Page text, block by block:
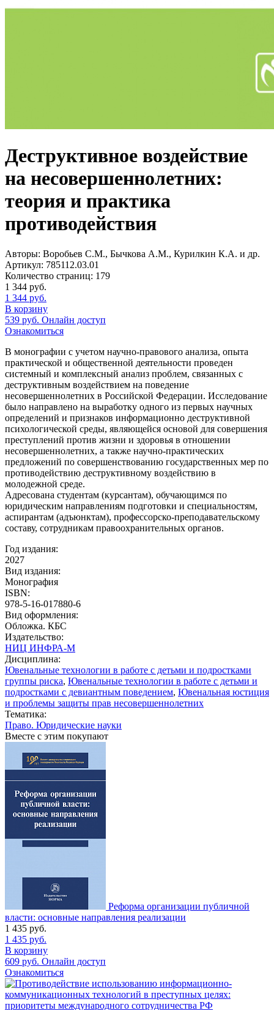
Деструктивное воздействие
на несовершеннолетних:
теория и практика
противодействия
Авторы: Воробьев С.М., Бычкова А.М., Курилкин К.А. и др.
Артикул: 785112.03.01
Количество страниц: 179
1 344 руб.
1 344 руб.
В корзину
539 руб. Онлайн доступ
Ознакомиться
В монографии с учетом научно-правового анализа, опыта
практической и общественной деятельности проведен
системный и комплексный анализ проблем, связанных с
деструктивным воздействием на поведение
несовершеннолетних в Российской Федерации. Исследование
было направлено на выработку одного из первых научных
определений и признаков информационно деструктивной
психологической среды, являющейся основой для совершения
преступлений против жизни и здоровья в отношении
несовершеннолетних, а также научно-практических
предложений по совершенствованию государственных мер по
противодействию деструктивному воздействию в
молодежной среде.
Адресована студентам (курсантам), обучающимся по
юридическим направлениям подготовки и специальностям,
аспирантам (адъюнктам), профессорско-преподавательскому
составу, сотрудникам правоохранительных органов.
Год издания:
2027
Вид издания:
Монография
ISBN:
978-5-16-017880-6
Вид оформления:
Обложка. КБС
Издательство:
НИЦ ИНФРА-М
Дисциплина:
Ювенальные технологии в работе с детьми и подростками
группы риска, Ювенальные технологии в работе с детьми и
подростками с девиантным поведением, Ювенальная юстиция
и проблемы защиты прав несовершеннолетних
Тематика:
Право. Юридические науки
Вместе с этим покупают
Реформа организации публичной
власти: основные направления реализации
1 435 руб.
1 435 руб.
В корзину
609 руб. Онлайн доступ
Ознакомиться